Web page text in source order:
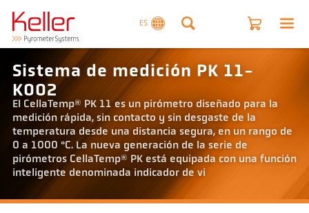
ES
Sistema de medición PK 11-
K002
El CellaTemp® PK 11 es un pirómetro diseñado para la
medición rápida, sin contacto y sin desgaste de la
temperatura desde una distancia segura, en un rango de
0 a 1000 °C. La nueva generación de la serie de
pirómetros CellaTemp® PK está equipada con una función
inteligente denominada indicador de vi